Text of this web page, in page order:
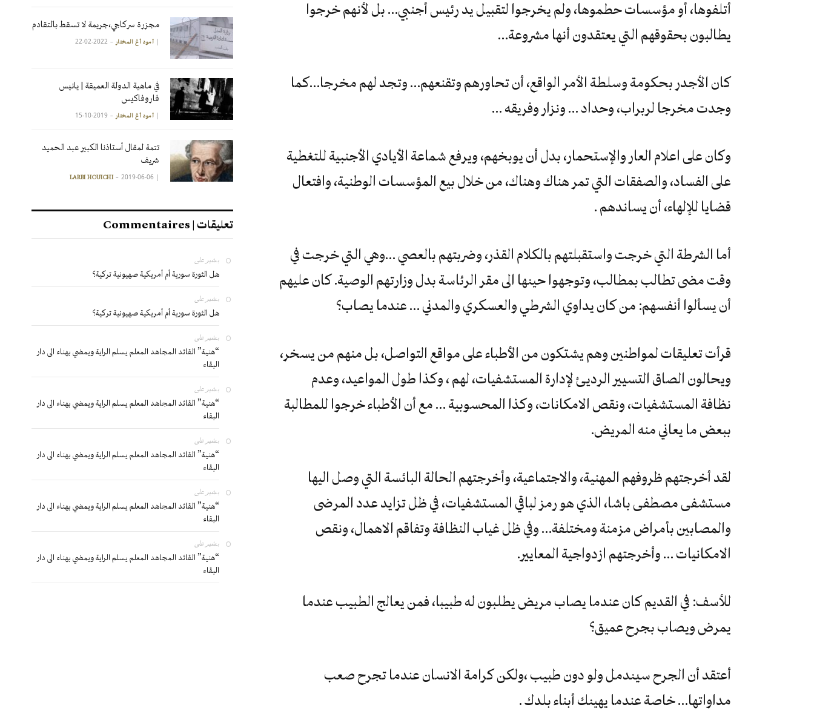
أتلفوها، أو مؤسسات حطموها، ولم يخرجوا لتقبيل يد رئيس أجنبي… بل لأنهم خرجوا
يطالبون بحقوقهم التي يعتقدون أنها مشروعة…
كان الأجدر بحكومة وسلطة الأمر الواقع، أن تحاورهم وتقنعهم… وتجد لهم مخرجا…كما
وجدت مخرجا لربراب، وحداد … ونزار وفريقه …
وكان على اعلام العار والإستحمار، بدل أن يوبخهم، ويرفع شماعة الأيادي الأجنبية للتغطية
على الفساد، والصفقات التي تمر هناك وهناك، من خلال بيع المؤسسات الوطنية، وافتعال
قضايا للإلهاء، أن يساندهم .
أما الشرطة التي خرجت واستقبلتهم بالكلام القذر، وضربتهم بالعصي …وهي التي خرجت في
وقت مضى تطالب بمطالب، وتوجهوا حينها الى مقر الرئاسة بدل وزارتهم الوصية. كان عليهم
أن يسألوا أنفسهم: من كان يداوي الشرطي والعسكري والمدني … عندما يصاب؟
قرأت تعليقات لمواطنين وهم يشتكون من الأطباء على مواقع التواصل، بل منهم من يسخر،
ويحالون الصاق التسيير الرديئ لإدارة المستشفيات، لهم ، وكذا طول المواعيد، وعدم
نظافة المستشفيات، ونقص الامكانات، وكذا المحسوبية … مع أن الأطباء خرجوا للمطالبة
ببعض ما يعاني منه المريض.
لقد أخرجتهم ظروفهم المهنية، والاجتماعية، وأخرجتهم الحالة البائسة التي وصل اليها
مستشفى مصطفى باشا، الذي هو رمز لباقي المستشفيات، في ظل تزايد عدد المرضى
والمصابين بأمراض مزمنة ومختلفة… وفي ظل غياب النظافة وتفاقم الاهمال، ونقص
الامكانيات … وأخرجتهم ازدواجية المعايير.
للأسف: في القديم كان عندما يصاب مريض يطلبون له طبيبا، فمن يعالج الطبيب عندما
يمرض ويصاب بجرح عميق؟
أعتقد أن الجرح سيندمل ولو دون طبيب ،ولكن كرامة الانسان عندما تجرح صعب
مداواتها… خاصة عندما يهينك أبناء بلدك .
مجزرة سركاجي،جريمة لا تسقط بالتقادم
| آمود أغ المختار 2022-02-22
في ماهية الدولة العميقة | يانيس
فاروفاكيس
| آمود أغ المختار 2019-10-15
تتمة لمقال أستاذنا الكبير عبد الحميد
شريف
|
LARBI HOUICHI 2019-06-06
تعليقات | Commentaires
بشير على
هل الثورة سورية أم أمريكية صهيونية تركية؟
بشير على
هل الثورة سورية أم أمريكية صهيونية تركية؟
بشير على
“هنية” القائد المجاهد المعلم يسلم الراية ويمضي بهناء الى دار
البقاء
بشير على
“هنية” القائد المجاهد المعلم يسلم الراية ويمضي بهناء الى دار
البقاء
بشير على
“هنية” القائد المجاهد المعلم يسلم الراية ويمضي بهناء الى دار
البقاء
بشير على
“هنية” القائد المجاهد المعلم يسلم الراية ويمضي بهناء الى دار
البقاء
بشير على
“هنية” القائد المجاهد المعلم يسلم الراية ويمضي بهناء الى دار
البقاء